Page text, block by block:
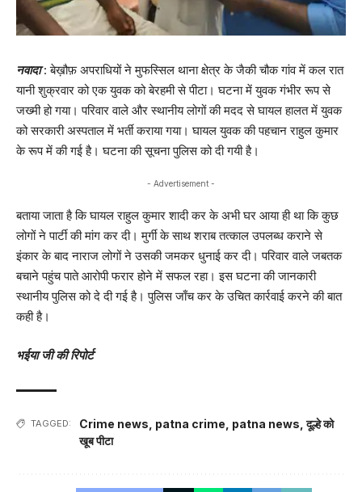
नवादा: बेख़ौफ़ अपराधियों ने मुफस्सिल थाना क्षेत्र के जैकी चौक गांव में कल रात
यानी शुक्रवार को एक युवक को बेरहमी से पीटा। घटना में युवक गंभीर रूप से
जख्मी हो गया। परिवार वाले और स्थानीय लोगों की मदद से घायल हालत में युवक
को सरकारी अस्पताल में भर्ती कराया गया। घायल युवक की पहचान राहुल कुमार
के रूप में की गई है। घटना की सूचना पुलिस को दी गयी है।
- Advertisement -
बताया जाता है कि घायल राहुल कुमार शादी कर के अभी घर आया ही था कि कुछ
लोगों ने पार्टी की मांग कर दी। मुर्गी के साथ शराब तत्काल उपलब्ध कराने से
इंकार के बाद नाराज लोगों ने उसकी जमकर धुनाई कर दी। परिवार वाले जबतक
बचाने पहुंच पाते आरोपी फरार होने में सफल रहा। इस घटना की जानकारी
स्थानीय पुलिस को दे दी गई है। पुलिस जाँच कर के उचित कार्रवाई करने की बात
कही है।
भईया जी की रिपोर्ट
TAGGED: Crime news patna crime patna news ,दूल्हे को
खूब पीटा